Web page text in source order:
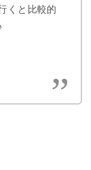
くと比較的